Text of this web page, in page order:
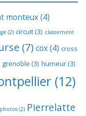
monteux(4)
(2) circuit(3) classement
(7) cox(4) cross
grenoble (3) humeur(3)
(12)
photos (2) Pierrelatte